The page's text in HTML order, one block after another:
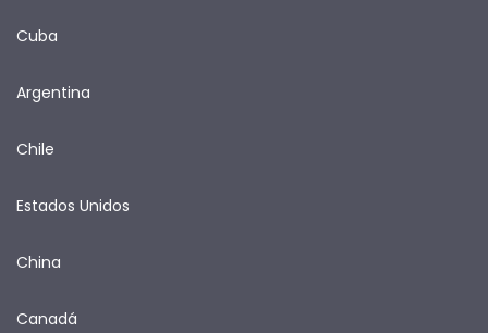
Cuba
Argentina
Chile
Estados Unidos
China
Canadá